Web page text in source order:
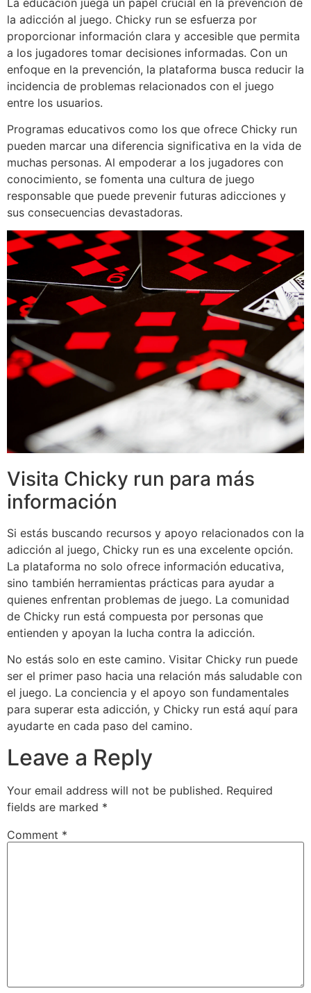
la adicción al juego. Chicky run se esfuerza por
proporcionar información clara y accesible que permita
a los jugadores tomar decisiones informadas. Con un
enfoque en la prevención, la plataforma busca reducir la
incidencia de problemas relacionados con el juego
entre los usuarios.
Programas educativos como los que ofrece Chicky run
pueden marcar una diferencia significativa en la vida de
muchas personas. Al empoderar a los jugadores con
conocimiento, se fomenta una cultura de juego
responsable que puede prevenir futuras adicciones y
sus consecuencias devastadoras.
Visita Chicky run para más
información
Si estás buscando recursos y apoyo relacionados con la
adicción al juego, Chicky run es una excelente opción.
La plataforma no solo ofrece información educativa,
sino también herramientas prácticas para ayudar a
quienes enfrentan problemas de juego. La comunidad
de Chicky run está compuesta por personas que
entienden y apoyan la lucha contra la adicción.
No estás solo en este camino. Visitar Chicky run puede
ser el primer paso hacia una relación más saludable con
el juego. La conciencia y el apoyo son fundamentales
para superar esta adicción, y Chicky run está aquí para
ayudarte en cada paso del camino.
Leave a Reply
Your email address will not be published. Required
fields are marked *
Comment *